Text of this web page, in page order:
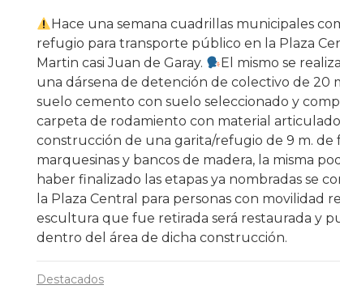
Hace una semana cuadrillas municipales
refugio para transporte público en la Plaza
Martin casi Juan de Garay.
El mismo se
una dársena de detención de colectivo de 20
suelo cemento con suelo seleccionado y
carpeta de rodamiento con material
construcción de una garita/refugio de 9 m. de
marquesinas y bancos de madera, la misma
haber finalizado las etapas ya nombradas se
la Plaza Central para personas con movilidad
escultura que fue retirada será restaurada y
dentro del área de dicha construcción.
Destacados